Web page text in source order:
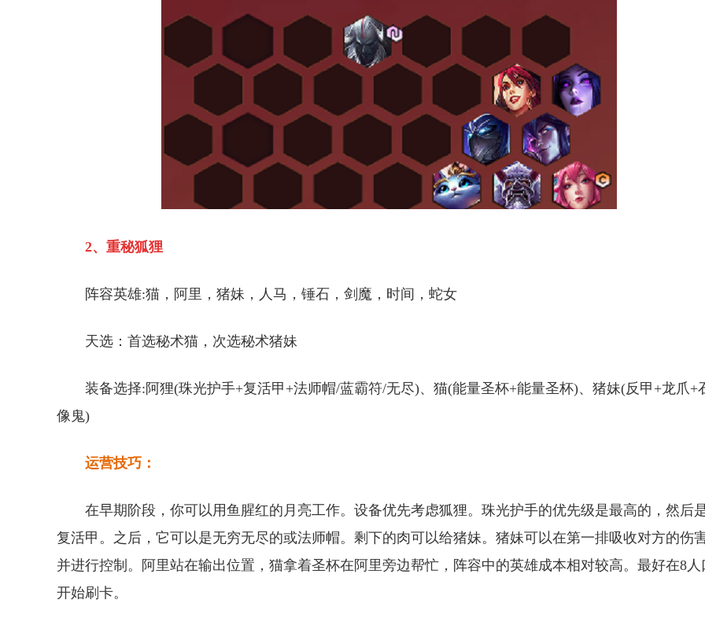
2、重秘狐狸
阵容英雄:猫，阿里，猪妹，人马，锤石，剑魔，时间，蛇女
天选：首选秘术猫，次选秘术猪妹
装备选择:阿狸(珠光护手+复活甲+法师帽/蓝霸符/无尽)、猫(能量圣杯+能量圣杯)、猪妹(反甲+龙爪+
像鬼)
运营技巧：
在早期阶段，你可以用鱼腥红的月亮工作。设备优先考虑狐狸。珠光护手的优先级是最高的，然后
复活甲。之后，它可以是无穷无尽的或法师帽。剩下的肉可以给猪妹。猪妹可以在第一排吸收对方的伤
并进行控制。阿里站在输出位置，猫拿着圣杯在阿里旁边帮忙，阵容中的英雄成本相对较高。最好在8人
开始刷卡。